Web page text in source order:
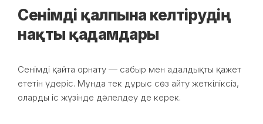
Сенімді қалпына келтірудің
нақты қадамдары
Сенімді қайта орнату — сабыр мен адалдықты қажет
ететін үдеріс. Мұнда тек дұрыс сөз айту жеткіліксіз,
оларды іс жүзінде дәлелдеу де керек.